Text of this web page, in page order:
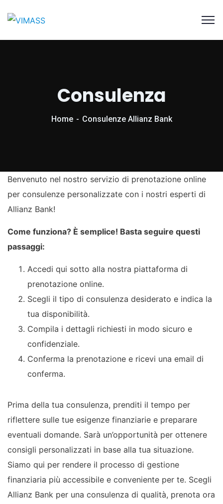
Consulenza
Home Consulenze Allianz Bank
Benvenuto nel nostro servizio di prenotazione online
per consulenze personalizzate con i nostri esperti di
Allianz Bank!
Come funziona? È semplice! Basta seguire questi
passaggi:
Accedi qui sotto alla nostra piattaforma di
prenotazione online.
Scegli il tipo di consulenza desiderato e indica la
tua disponibilità.
Compila i dettagli richiesti in modo sicuro e
confidenziale.
Conferma la prenotazione e ricevi una email di
conferma.
Prima della tua consulenza, prenditi il tempo per
riflettere sulle tue esigenze finanziarie e preparare
eventuali domande. Sarà un’opportunità per ottenere
consigli personalizzati in base alla tua situazione.
Siamo qui per rendere il processo di gestione
finanziaria più accessibile e conveniente per te. Scegli
Allianz Bank per una consulenza di qualità, prenota ora